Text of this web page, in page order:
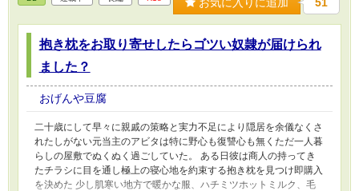
51
抱き枕をお取り寄せしたらゴツい奴隷が届けられ
ました？
おげんや豆腐
二十歳にして早々に親戚の策略と実力不足により隠居を余儀なくさ
れたしがない元当主のアビタは特に野心も復讐心も無くただ一人暮
らしの屋敷でぬくぬく過ごしていた。 ある日彼は商人の持ってき
たチラシに目を通し極上の寝心地を約束する抱き枕を見つけ即購入
を決めた 少し肌寒い地方で暖かな服、ハチミツホットミルク、毛